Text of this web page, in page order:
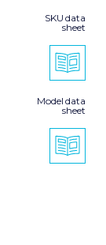
SKU data
sheet
Model data
sheet